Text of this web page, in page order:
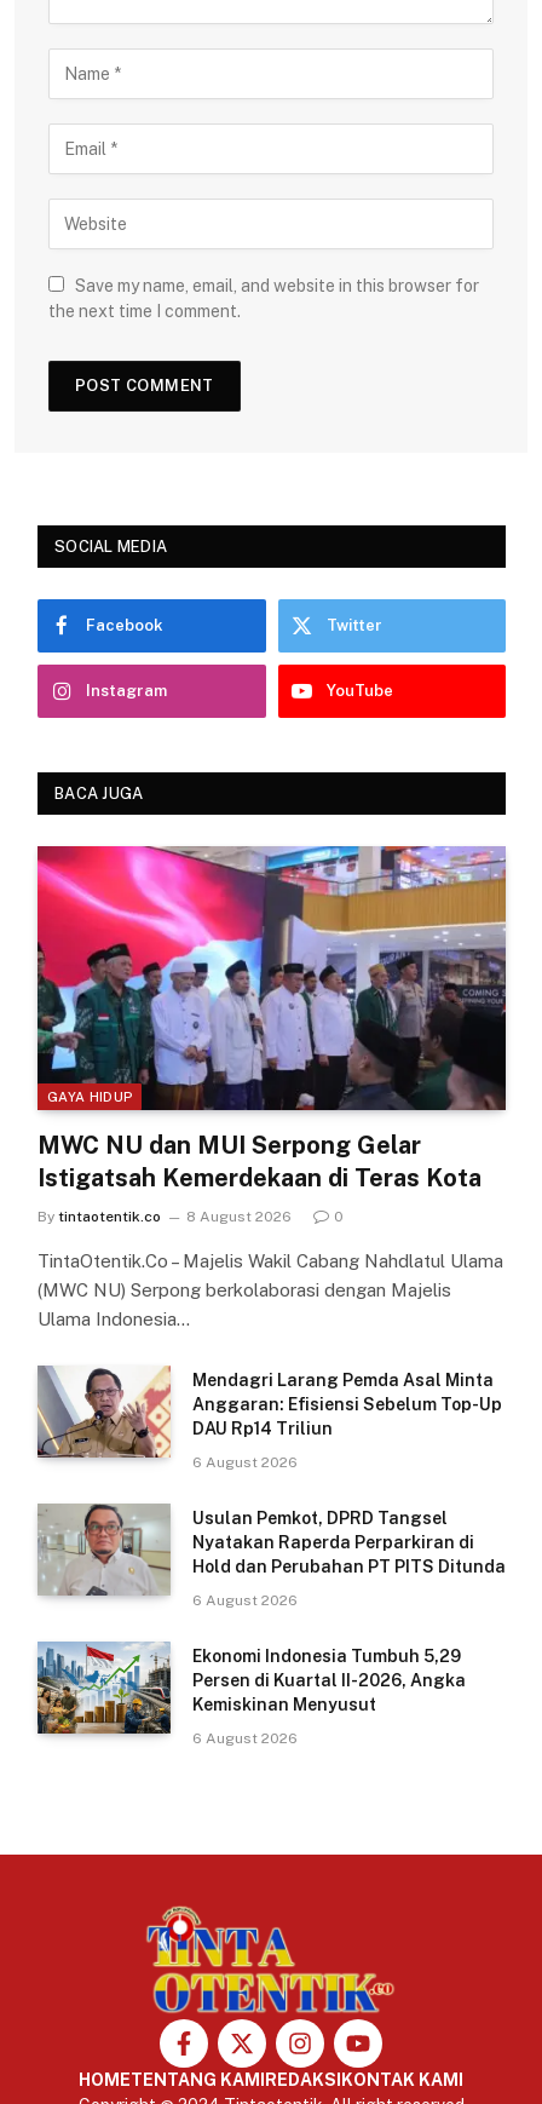
Save my name, email, and website in this browser for
the next time I comment.
SOCIAL MEDIA
Facebook Twitter
Instagram YouTube
BACA JUGA
GAYA HIDUP
MWC NU dan MUI Serpong Gelar
Istigatsah Kemerdekaan di Teras Kota
By tintaotentik.co 8 August 2026 0
TintaOtentik.Co – Majelis Wakil Cabang Nahdlatul Ulama
(MWC NU) Serpong berkolaborasi dengan Majelis
Ulama Indonesia…
Mendagri Larang Pemda Asal Minta
Anggaran: Efisiensi Sebelum Top-Up
DAU Rp14 Triliun
6 August 2026
Usulan Pemkot, DPRD Tangsel
Nyatakan Raperda Perparkiran di
Hold dan Perubahan PT PITS Ditunda
6 August 2026
Ekonomi Indonesia Tumbuh 5,29
Persen di Kuartal II-2026, Angka
Kemiskinan Menyusut
6 August 2026
HOMETENTANG KAMI REDAKSI KONTAK KAMI